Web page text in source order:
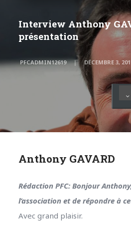
Interview Anthony
présentation
PFCADMIN12619 DÉCEMBRE 3,
Anthony GAVARD
Rédaction PFC: Bonjour
l’association et de répondre à
Avec grand plaisir.